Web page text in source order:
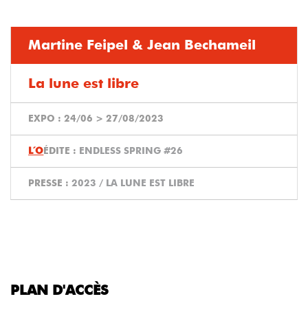
Martine Feipel & Jean Bechameil
La lune est libre
EXPO : 24/06 > 27/08/2023
ÉDITE : ENDLESS SPRING #26
PRESSE : 2023 / LA LUNE EST LIBRE
PLAN D'ACCÈS